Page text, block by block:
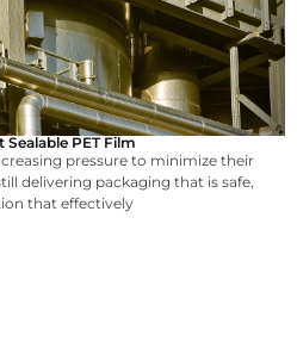
PET Film
pressure to minimize their
delivering packaging that is safe,
that effectively